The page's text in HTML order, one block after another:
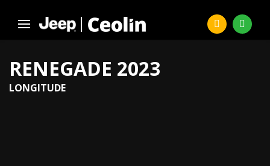
RENEGADE 2023
LONGITUDE